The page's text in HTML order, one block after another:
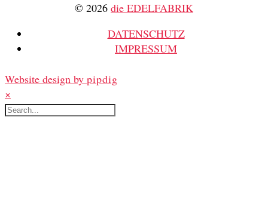
© 2026 die EDELFABRIK
DATENSCHUTZ
IMPRESSUM
Website design by pipdig
×